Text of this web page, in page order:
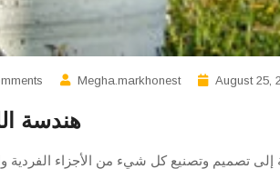
Megha.markhonest August 25,
هندسة
تصميم وتصنيع كل شيء من الأجزاء الفردية